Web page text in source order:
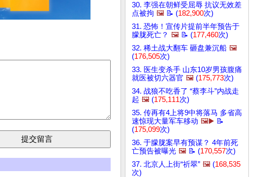
30. 李强在朝鲜受屈辱 抗议无效差
点被拘 🖼️ 📝 (182,900次)
31. 恐怖！宣传片提前半年预告于
朦胧死亡？ 🖼️ 📝 (177,460次)
32. 稀土战大翻车 砸盘兼沉船 🖼️
(176,505次)
33. 医生变杀手 山东10岁男孩腹痛
就医被切六器官 🖼️ (175,773次)
34. 战狼不吃香了 “蔡李斗”内战走
起 🖼️ (175,111次)
35. 传再有4上将9中将落马 多省高
速惊现大量军车移动 🖼️▶️ 📝
(175,099次)
36. 于朦胧案早有预谋？ 4年前死
亡预告被曝光 🖼️ 📝 (170,557次)
37. 北京人上街“祈翠” 🖼️ (168,535
次)